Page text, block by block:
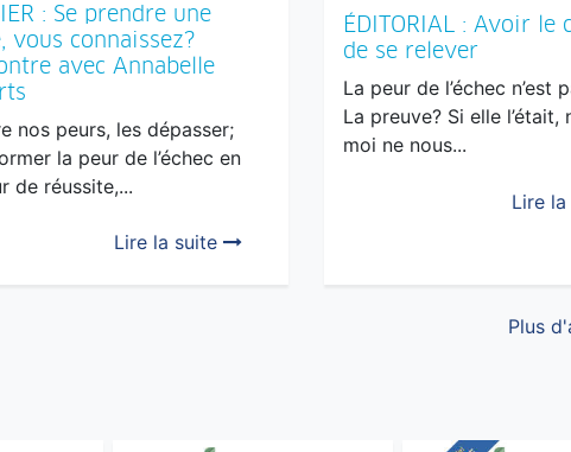
: Se prendre une
vous connaissez?
avec Annabelle
nos peurs, les dépasser;
la peur de l’échec en
de réussite,...
Lire la suite
ÉDITORIAL : Avoir le
de se relever
La peur de l’échec n’est
La preuve? Si elle l’était,
moi ne nous...
Lire
Plus